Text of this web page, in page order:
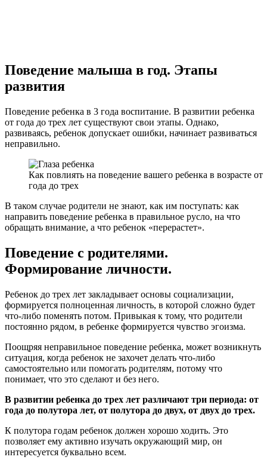
Поведение малыша в год. Этапы
развития
Поведение ребенка в 3 года воспитание. В развитии ребенка
от года до трех лет существуют свои этапы. Однако,
развиваясь, ребенок допускает ошибки, начинает развиваться
неправильно.
Как повлиять на поведение вашего ребенка в возрасте от
года до трех
В таком случае родители не знают, как им поступать: как
направить поведение ребенка в правильное русло, на что
обращать внимание, а что ребенок «перерастет».
Поведение с родителями.
Формирование личности.
Ребенок до трех лет закладывает основы социализации,
формируется полноценная личность, в которой сложно будет
что-либо поменять потом. Привыкая к тому, что родители
постоянно рядом, в ребенке формируется чувство эгоизма.
Поощряя неправильное поведение ребенка, может возникнуть
ситуация, когда ребенок не захочет делать что-либо
самостоятельно или помогать родителям, потому что
понимает, что это сделают и без него.
В развитии ребенка до трех лет различают три периода: от
года до полутора лет, от полутора до двух, от двух до трех.
К полутора годам ребенок должен хорошо ходить. Это
позволяет ему активно изучать окружающий мир, он
интересуется буквально всем.